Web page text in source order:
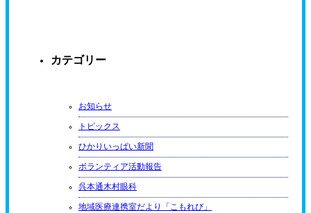
カテゴリー
お知らせ
トピックス
ひかりいっぱい新聞
ボランティア活動報告
呉本通木村眼科
地域医療連携室だより「こもれび」